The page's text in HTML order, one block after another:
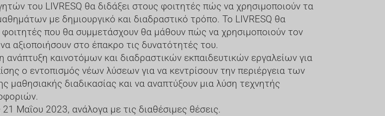
του LIVRESQ θα διδάξει στους φοιτητές πώς να χρησιμοποιούν τα
με δημιουργικό και διαδραστικό τρόπο. Το LIVRESQ θα
φοιτητές που θα συμμετάσχουν θα μάθουν πώς να χρησιμοποιούν τον
αξιοποιήσουν στο έπακρο τις δυνατότητές του.
καινοτόμων και διαδραστικών εκπαιδευτικών εργαλείων για
ο εντοπισμός νέων λύσεων για να κεντρίσουν την περιέργεια των
διαδικασίας και να αναπτύξουν μια λύση τεχνητής
Μαΐου 2023, ανάλογα με τις διαθέσιμες θέσεις.